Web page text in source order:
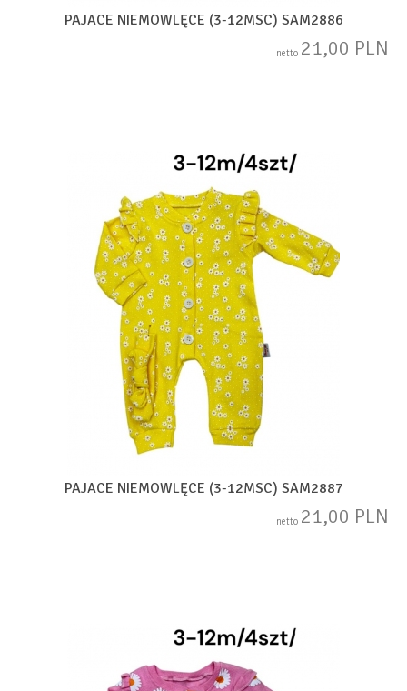
PAJACE NIEMOWLĘCE (3-12MSC) SAM2886
netto 21,00 PLN
PAJACE NIEMOWLĘCE (3-12MSC) SAM2887
netto 21,00 PLN